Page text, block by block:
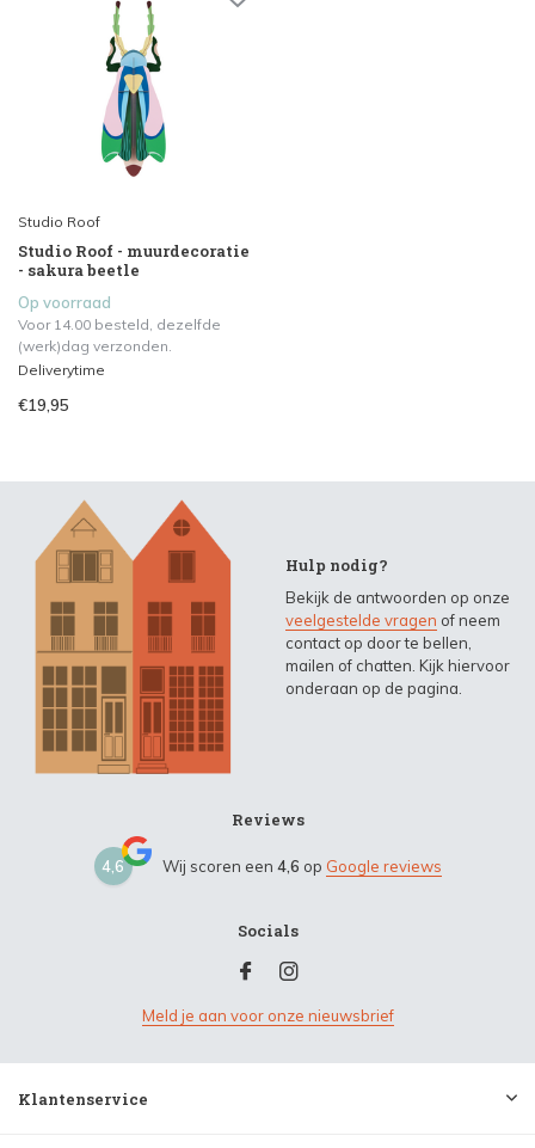
Studio Roof
Studio Roof - muurdecoratie
- sakura beetle
Op voorraad
Voor 14.00 besteld, dezelfde
(werk)dag verzonden.
Deliverytime
€19,95
Hulp nodig?
Bekijk de antwoorden op onze
veelgestelde vragen of neem
contact op door te bellen,
mailen of chatten. Kijk hiervoor
onderaan op de pagina.
Reviews
4,6 Wij scoren een 4,6 op Google reviews
Socials
Meld je aan voor onze nieuwsbrief
Klantenservice